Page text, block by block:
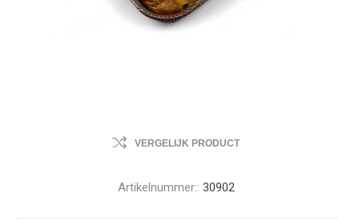
VERGELIJK PRODUCT
Artikelnummer:: 30902